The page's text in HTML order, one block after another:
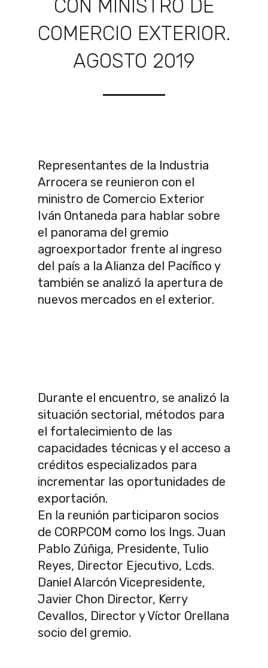
CON MINISTRO DE
COMERCIO EXTERIOR.
AGOSTO 2019
Representantes de la Industria
Arrocera se reunieron con el
ministro de Comercio Exterior
Iván Ontaneda para hablar sobre
el panorama del gremio
agroexportador frente al ingreso
del país a la Alianza del Pacífico y
también se analizó la apertura de
nuevos mercados en el exterior.
Durante el encuentro, se analizó la
situación sectorial, métodos para
el fortalecimiento de las
capacidades técnicas y el acceso a
créditos especializados para
incrementar las oportunidades de
exportación.
En la reunión participaron socios
de CORPCOM como los Ings. Juan
Pablo Zúñiga, Presidente, Tulio
Reyes, Director Ejecutivo, Lcds.
Daniel Alarcón Vicepresidente,
Javier Chon Director, Kerry
Cevallos, Director y Víctor Orellana
socio del gremio.